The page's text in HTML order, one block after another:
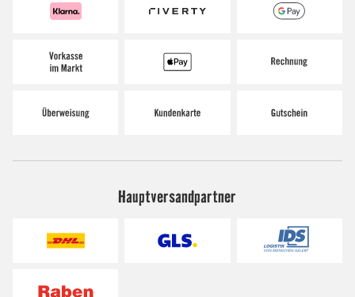
Hauptversandpartner